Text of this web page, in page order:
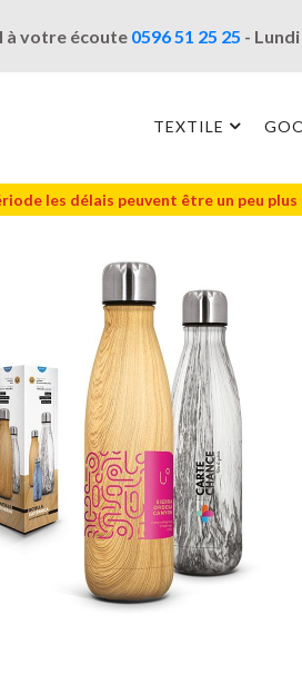
à votre écoute 0596 51 25 25 -
TEXTILE
les délais peuvent être un peu